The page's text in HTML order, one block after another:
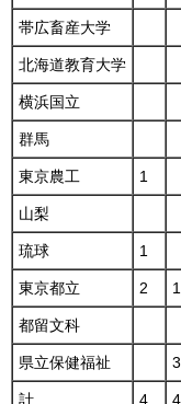
帯広畜産大学
北海道教育大学
横浜国立
群馬
東京農工 1
山梨
琉球 1
東京都立 2 1
都留文科
県立保健福祉 3
計 4 4